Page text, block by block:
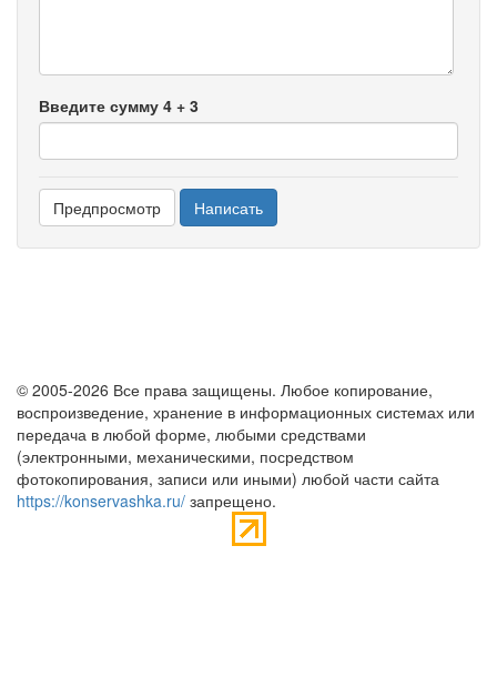
Введите сумму 4 + 3
© 2005-2026 Все права защищены. Любое копирование,
воспроизведение, хранение в информационных системах или
передача в любой форме, любыми средствами
(электронными, механическими, посредством
фотокопирования, записи или иными) любой части сайта
https://konservashka.ru/ запрещено.